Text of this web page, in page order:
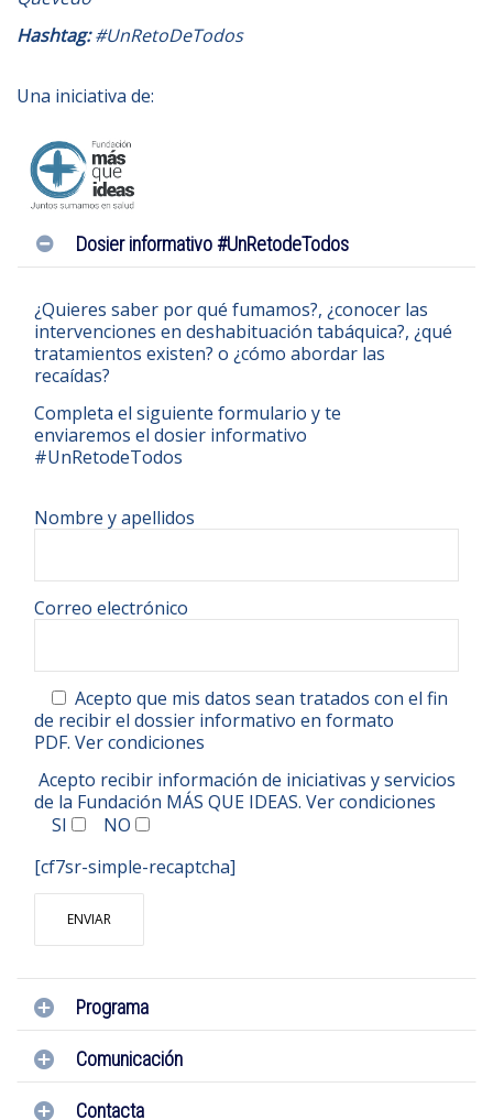
Hashtag: #UnRetoDeTodos
Una iniciativa de:
Dosier informativo #UnRetodeTodos
¿Quieres saber por qué fumamos?, ¿conocer las
intervenciones en deshabituación tabáquica?, ¿qué
tratamientos existen? o ¿cómo abordar las
recaídas?
Completa el siguiente formulario y te
enviaremos el dosier informativo
#UnRetodeTodos
Nombre y apellidos
Correo electrónico
Acepto que mis datos sean tratados con el fin
de recibir el dossier informativo en formato
PDF. Ver condiciones
Acepto recibir información de iniciativas y servicios
de la Fundación MÁS QUE IDEAS. Ver condiciones
SI
NO
[cf7sr-simple-recaptcha]
Programa
Comunicación
Contacta